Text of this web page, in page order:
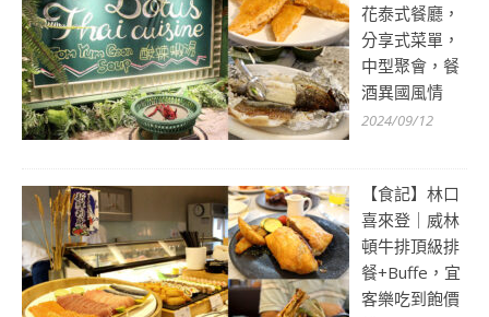
花泰式餐廳，
分享式菜單，
中型聚會，餐
酒異國風情
2024/09/12
【食記】林口
喜來登｜威林
頓牛排頂級排
餐+Buffe，宜
客樂吃到飽價